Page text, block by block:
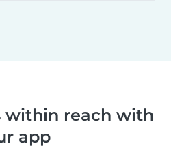
within reach with
app